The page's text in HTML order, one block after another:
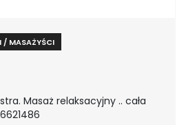
/ MASAŻYŚCI
Masaż relaksacyjny .. cała